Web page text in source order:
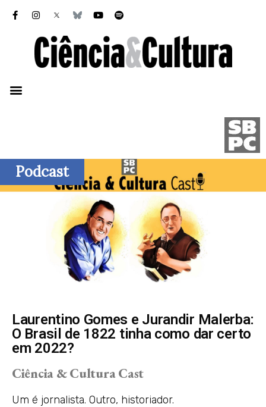
Podcast
Laurentino Gomes e Jurandir Malerba:
O Brasil de 1822 tinha como dar certo
em 2022?
Ciência & Cultura Cast
Um é jornalista. Outro, historiador.